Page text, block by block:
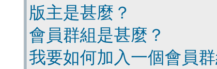
版主是甚麼？
會員群組是甚麼？
我要如何加入一個會員